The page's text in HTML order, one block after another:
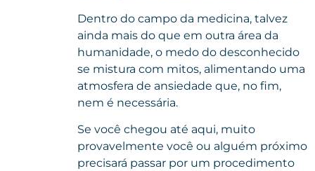
Dentro do campo da medicina, talvez
ainda mais do que em outra área da
humanidade, o medo do desconhecido
se mistura com mitos, alimentando uma
atmosfera de ansiedade que, no fim,
nem é necessária.
Se você chegou até aqui, muito
provavelmente você ou alguém próximo
precisará passar por um procedimento